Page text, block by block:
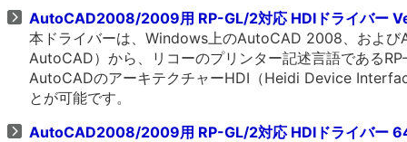
AutoCAD2008/2009用 RP-GL/2対応 HDIドライバー
本ドライバーは、Windows上のAutoCAD 2008、およ
AutoCAD）から、リコーのプリンター記述言語である
AutoCADのアーキテクチャーHDI（Heidi Device
とが可能です。
AutoCAD2008/2009用 RP-GL/2対応 HDIドライバー